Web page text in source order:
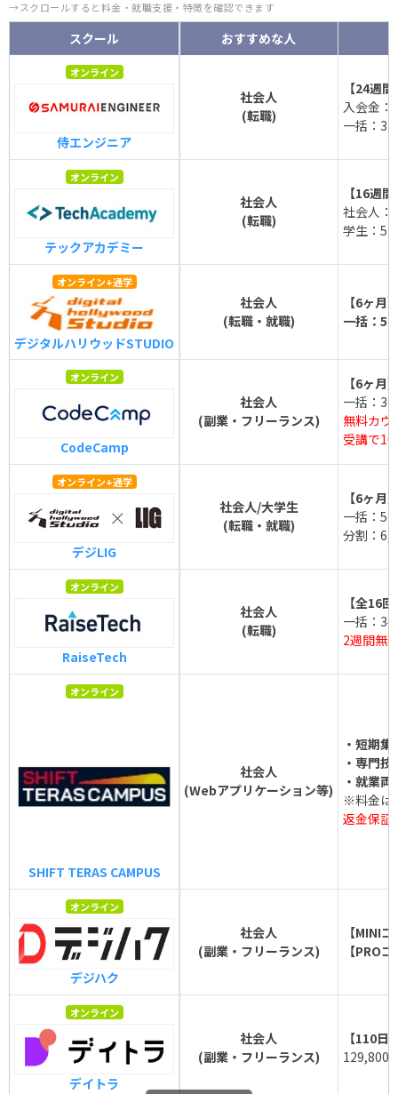
→スクロールすると料金・就職支援・特徴を確認できます
スクール おすすめな人
オンライン
侍エンジニア
社会人
(転職)
【24週
入会金：
一括：
オンライン
テックアカデミー
社会人
(転職)
【16週
社会人：
学生：
オンライン+通学
デジタルハリウッドSTUDIO
社会人
(転職・就職)
【6ヶ月
一括：
オンライン
CodeCamp
社会人
(副業・フリーランス)
【6ヶ月
一括：
無料カウ
受講で
オンライン+通学
デジLIG
社会人/大学生
(転職・就職)
【6ヶ月
一括：
分割：
オンライン
RaiseTech
社会人
(転職)
【全16
一括：
2週間無
オンライン
SHIFT TERAS CAMPUS
社会人
(Webアプリケーション等)
・短期
・専門
・就業
※料金は
返金保証
オンライン
デジハク
社会人
(副業・フリーランス)
【MINI
【PRO
オンライン
デイトラ
社会人
(副業・フリーランス)
【110日
129,800